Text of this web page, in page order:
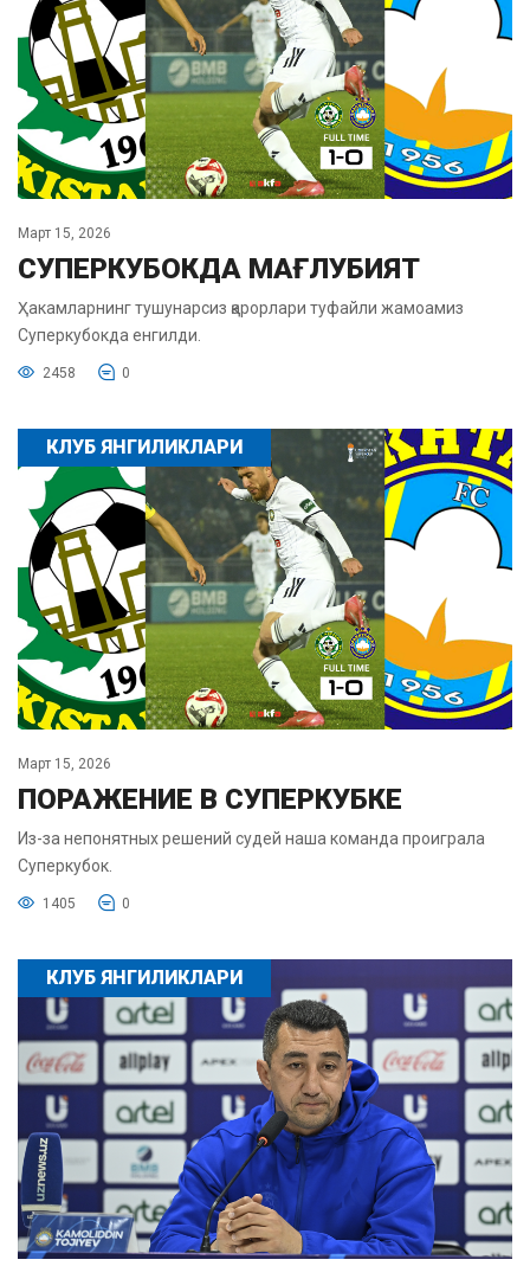
Март 15, 2026
СУПЕРКУБОКДА МАҒЛУБИЯТ
Ҳакамларнинг тушунарсиз қарорлари туфайли жамоамиз
Суперкубокда енгилди.
2458 0
КЛУБ ЯНГИЛИКЛАРИ
Март 15, 2026
ПОРАЖЕНИЕ В СУПЕРКУБКЕ
Из-за непонятных решений судей наша команда проиграла
Суперкубок.
1405 0
КЛУБ ЯНГИЛИКЛАРИ